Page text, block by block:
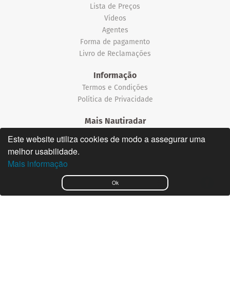
Ok
Este website utiliza cookies de modo a assegurar uma
melhor usabilidade.
Mais informação
Lista de Preços
Vídeos
Agentes
Forma de pagamento
Livro de Reclamações
Informação
Termos e Condições
Política de Privacidade
Mais Nautiradar
English